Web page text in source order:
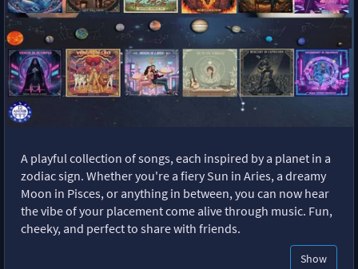
A playful collection of songs, each inspired by a planet in a
zodiac sign. Whether you're a fiery Sun in Aries, a dreamy
Moon in Pisces, or anything in between, you can now hear
the vibe of your placement come alive through music. Fun,
cheeky, and perfect to share with friends.
Show